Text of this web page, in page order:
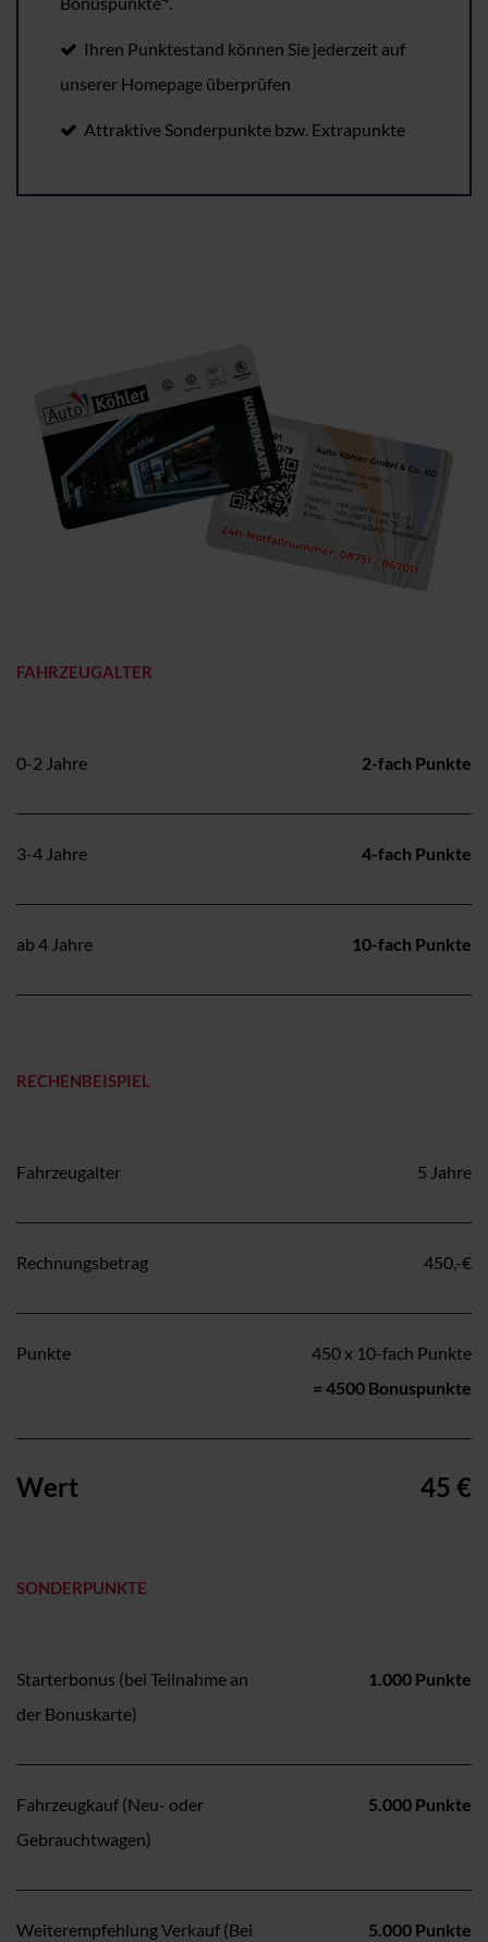
Ihren Punktestand können Sie jederzeit auf
unserer Homepage überprüfen
Attraktive Sonderpunkte bzw. Extrapunkte
FAHRZEUGALTER
0-2 Jahre 2-fach Punkte
3-4 Jahre 4-fach Punkte
ab 4 Jahre 10-fach Punkte
RECHENBEISPIEL
Fahrzeugalter 5 Jahre
Rechnungsbetrag 450,-€
Punkte
450 x 10-fach Punkte
= 4500 Bonuspunkte
Wert 45 €
SONDERPUNKTE
Starterbonus (bei Teilnahme an
der Bonuskarte)
1.000 Punkte
Fahrzeugkauf (Neu- oder
Gebrauchtwagen)
5.000 Punkte
Weiterempfehlung Verkauf (Bei 5.000 Punkte